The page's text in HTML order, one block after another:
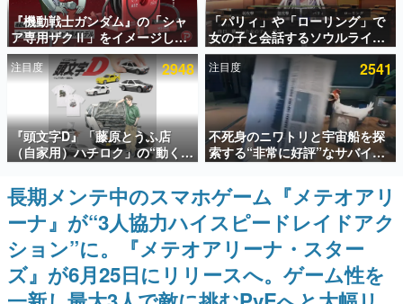
アプリセール情報
インタビュー
連載・特集一覧
殿堂入り記事
SNS拡散数が数千以上！ ページビュー数万以上！ などな
ど。多くの人々に読まれた、電ファミ渾身の“殿堂入り”記
事をまとめました。
ゲームの企画書
名作ゲームクリエイターの方々に製作時のエピソードをお
聞きし、ヒットする企画（ゲーム）とは何か？を探ってい
きます。
赫本
この物語を解いてはいけない。『赫本』は、〈試験問題〉
の形をした短編ホラー小説集です。
『機動戦士ガンダム』の「シャ
ア専用ザクⅡ」をイメージした
散水ホースリールが予約開始。
本体にはシャアのパーソナルマ
ークやジオン公国軍のエンブレ
ム、型式番号などを配置
「パリィ」や「ローリング」で
女の子と会話するソウルライク
恋愛ゲーム『小早川さんはソウ
ルライク』無料公開。返事に失
敗すると「YOU DIED」
注目度 2948
『頭文字D』「藤原とうふ店
（自家用）ハチロク」の“動くテ
ィッシュケース”が買えるポップ
アップショップが開催へ。マン
ガの舞台である群馬の「イオン
モール高崎」にて、8月11日か
ら8月20日までの期間限定で開
催予定
注目度 2541
不死身のニワトリと宇宙船を探
索する“非常に好評”なサバイバ
ルゲーム『Breathedge』が無
料で配布中。入手できる期間は8
月10日まで
長期メンテ中のスマホゲーム『メテオアリ
ーナ』が“3人協力ハイスピードレイドアク
ション”に。『メテオアリーナ・スター
ズ』が6月25日にリリースへ。ゲーム性を